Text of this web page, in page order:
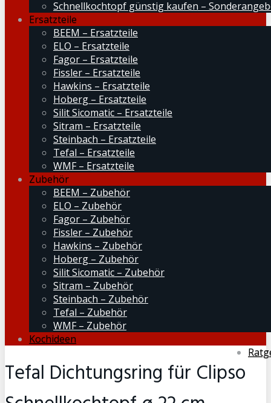
Schnellkochtopf günstig kaufen –
Ersatzteile
BEEM – Ersatzteile
ELO – Ersatzteile
Fagor – Ersatzteile
Fissler – Ersatzteile
Hawkins – Ersatzteile
Hoberg – Ersatzteile
Silit Sicomatic – Ersatzteile
Sitram – Ersatzteile
Steinbach – Ersatzteile
Tefal – Ersatzteile
WMF – Ersatzteile
Zubehör
BEEM – Zubehör
ELO – Zubehör
Fagor – Zubehör
Fissler – Zubehör
Hawkins – Zubehör
Hoberg – Zubehör
Silit Sicomatic – Zubehör
Sitram – Zubehör
Steinbach – Zubehör
Tefal – Zubehör
WMF – Zubehör
Kochideen
Tefal Dichtungsring für Clipso